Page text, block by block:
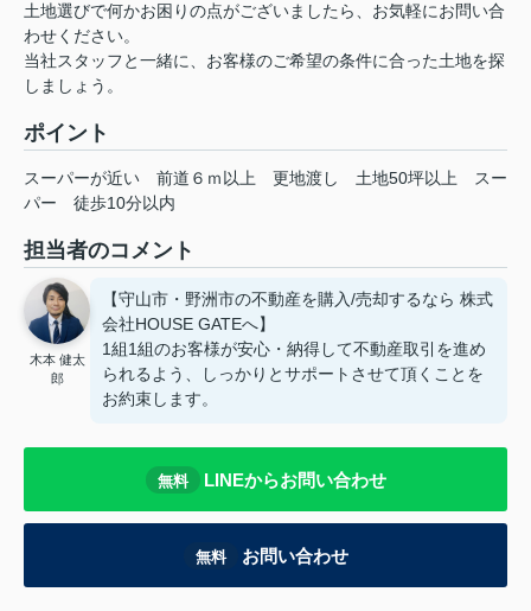
土地選びで何かお困りの点がございましたら、お気軽にお問い合
わせください。
当社スタッフと一緒に、お客様のご希望の条件に合った土地を探
しましょう。
ポイント
スーパーが近い 前道６ｍ以上 更地渡し 土地50坪以上
スー
パー
徒歩10分以内
担当者のコメント
木本 健太
郎
【守山市・野洲市の不動産を購入/売却するなら 株式
会社HOUSE GATEへ】
1組1組のお客様が安心・納得して不動産取引を進め
られるよう、しっかりとサポートさせて頂くことを
お約束します。
無料 LINEからお問い合わせ
無料 お問い合わせ